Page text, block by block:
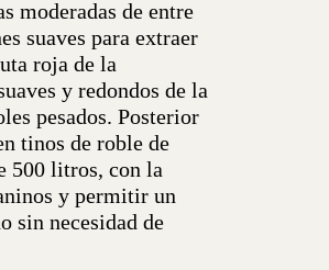
moderadas de entre
suaves para extraer
roja de la
y redondos de la
pesados. Posterior
tinos de roble de
500 litros, con la
y permitir un
sin necesidad de